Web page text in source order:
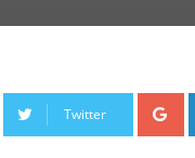
Twitter